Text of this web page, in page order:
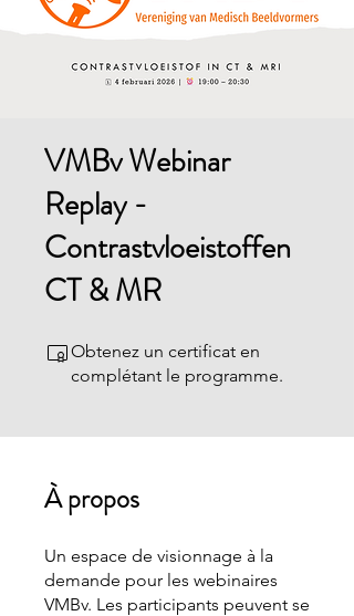
VMBv Webinar
Replay -
Contrastvloeistoffen
CT & MR
Obtenez un certificat en
complétant le programme.
À propos
Un espace de visionnage à la
demande pour les webinaires
VMBv. Les participants peuvent se